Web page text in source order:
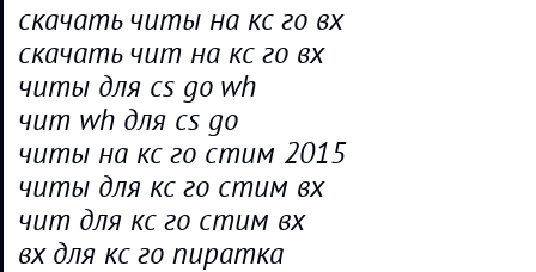
скачать читы на кс го вх
скачать чит на кс го вх
читы для cs go wh
чит wh для cs go
читы на кс го стим 2015
читы для кс го стим вх
чит для кс го стим вх
вх для кс го пиратка